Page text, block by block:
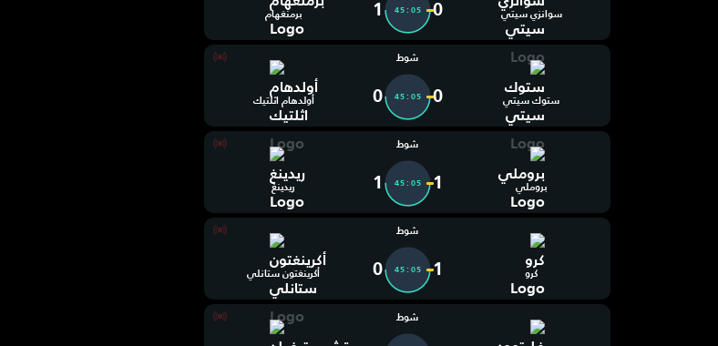
سوانزي سيتي 0
45:06
1 برمنغهام
ستوك سيتي
شوط
0
45:06
0 أولدهام اثلتيك
بروملي
شوط
1
45:06
1 ريدينغ
كرو
شوط
1
45:06
0 أكرينغتون ستانلي
شوط